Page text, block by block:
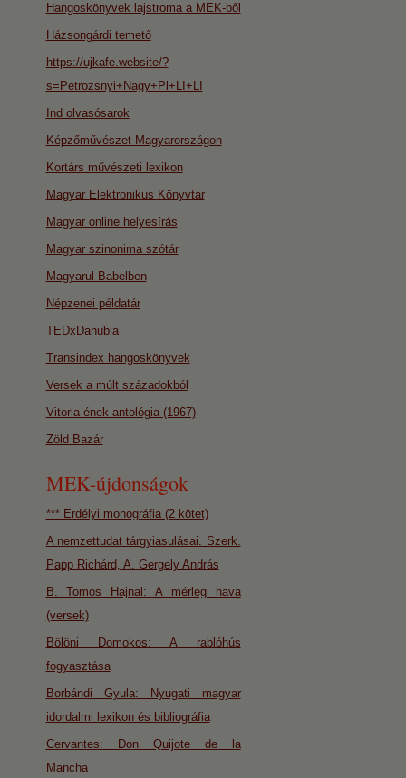
Hangoskönyvek lajstroma a MEK-ből
Házsongárdi temető
https://ujkafe.website/?
s=Petrozsnyi+Nagy+Pl+LI+LI
Ind olvasósarok
Képzőművészet Magyarországon
Kortárs művészeti lexikon
Magyar Elektronikus Könyvtár
Magyar online helyesírás
Magyar szinonima szótár
Magyarul Babelben
Népzenei példatár
TEDxDanubia
Transindex hangoskönyvek
Versek a múlt századokból
Vitorla-ének antológia (1967)
Zöld Bazár
MEK-újdonságok
*** Erdélyi monográfia (2 kötet)
A nemzettudat tárgyiasulásai. Szerk.
Papp Richárd, A. Gergely András
B. Tomos Hajnal: A mérleg hava
(versek)
Bölöni Domokos: A rablóhús
fogyasztása
Borbándi Gyula: Nyugati magyar
idordalmi lexikon és bibliográfia
Cervantes: Don Quijote de la
Mancha